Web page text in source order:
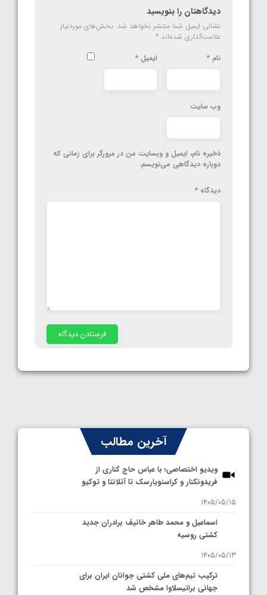
دیدگاهتان را بنویسید
نشانی ایمیل شما منتشر نخواهد شد. بخش‌های موردنیاز
علامت‌گذاری شده‌اند *
نام * ایمیل *
وب‌ سایت
ذخیره نام، ایمیل و وبسایت من در مرورگر برای زمانی که
دوباره دیدگاهی می‌نویسم.
دیدگاه *
آخرین مطالب
ویدیو اختصاصی؛ با عباس حاج کناری از
فریدونکنار و کراسنویارسک تا آتلانتا و توکیو
1405/05/15
اسماعیل و محمد طاهر خانیف برادران جدید
کشتی روسیه
1405/05/13
ترکیب تیم‌های ملی کشتی جوانان ایران برای
جهانی براتیسلاوا مشخص شد